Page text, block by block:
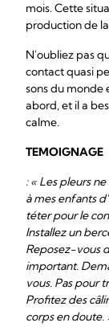
mois. Cette
production de
N'oubliez pas
contact quasi
sons du monde
abord, et il a
calme.
TEMOIGNAGE
: « Les pleurs
à mes enfants
téter pour le
Installez un
Reposez-vous
important.
vous. Pas pour
Profitez des
corps en doute.